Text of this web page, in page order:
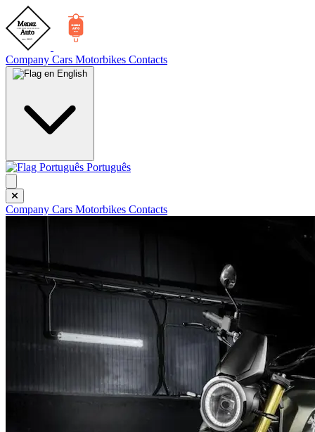
Company Cars Motorbikes Contacts
English
Português
Company Cars Motorbikes Contacts